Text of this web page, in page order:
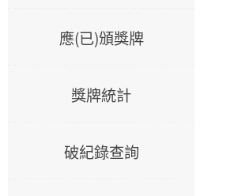
應(已)頒獎牌
獎牌統計
破紀錄查詢